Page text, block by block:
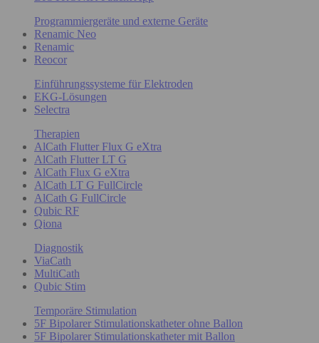
Programmiergeräte und externe Geräte
Renamic Neo
Renamic
Reocor
Einführungssysteme für Elektroden
EKG-Lösungen
Selectra
Therapien
AlCath Flutter Flux G eXtra
AlCath Flutter LT G
AlCath Flux G eXtra
AlCath LT G FullCircle
AlCath G FullCircle
Qubic RF
Qiona
Diagnostik
ViaCath
MultiCath
Qubic Stim
Temporäre Stimulation
5F Bipolarer Stimulationskatheter ohne Ballon
5F Bipolarer Stimulationskatheter mit Ballon